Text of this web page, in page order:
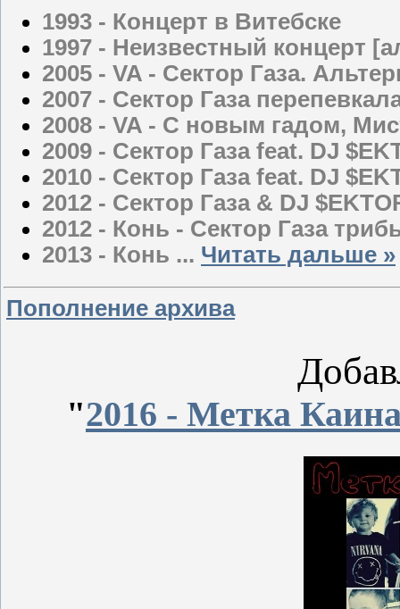
1993 - Концерт в Витебске
1997 - Неизвестный концерт
2005 - VA - Сектор Газа.
2007 - Сектор Газа
2008 - VA - С новым гадом,
2009 - Сектор Газа feat. DJ
2010 - Сектор Газа feat. DJ
2012 - Сектор Газа & DJ
2012 - Конь - Сектор Газа
2013 - Конь ... Читать дальше »
Пополнение архива
"2016 - Метка